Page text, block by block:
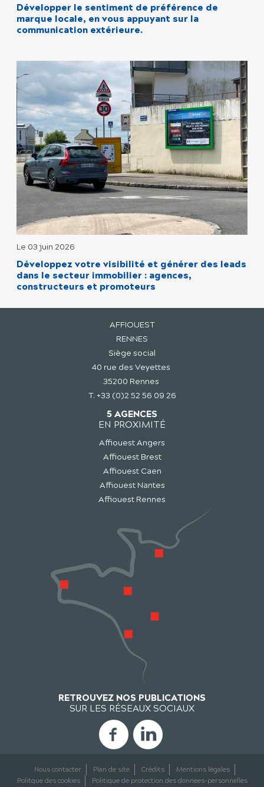
Développer le sentiment de préférence de
marque locale, en vous appuyant sur la
communication extérieure.
Le 03 juin 2026
Développez votre visibilité et générer des leads
dans le secteur immobilier : agences,
constructeurs et promoteurs
AFFIOUEST
RENNES
Siège social
40 rue des Veyettes
35200 Rennes
T. +33 (0)2 52 56 09 26
5 AGENCES
EN PROXIMITÉ
Affiouest Angers
Affiouest Brest
Affiouest Caen
Affiouest Nantes
Affiouest Rennes
RETROUVEZ NOS PUBLICATIONS
SUR LES RÉSEAUX SOCIAUX
Nous contacter Plan de site Crédits
Mentions légales
Politque des cookies
Politique de protection des donnees-personnelles